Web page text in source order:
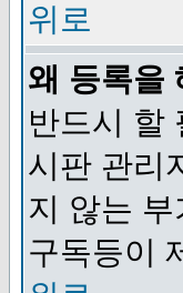
위로
왜 등록을
반드시 할
시판 관리
지 않는
구독등이